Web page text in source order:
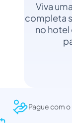
Viva
completa
no hotel
Pague com o